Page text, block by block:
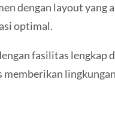
dengan layout yang
optimal.
fasilitas lengkap